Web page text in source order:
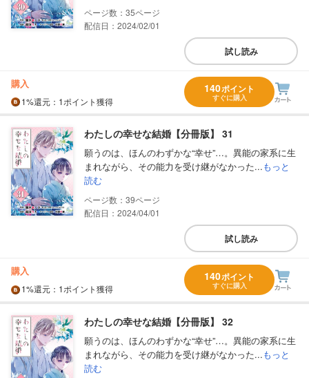
35
配信日：2024/02/01
試し読み
購入
1%還元 ：1ポイント獲得
140ポイント
すぐに購入
わたしの幸せな結婚【分冊版】 31
願うのは、ほんのわずかな“幸せ”…。異能の家系に生
まれながら、その能力を受け継がなかった...もっと
読む
39
配信日：2024/04/01
試し読み
購入
1%還元 ：1ポイント獲得
140ポイント
すぐに購入
わたしの幸せな結婚【分冊版】 32
願うのは、ほんのわずかな“幸せ”…。異能の家系に生
まれながら、その能力を受け継がなかった...もっと
読む